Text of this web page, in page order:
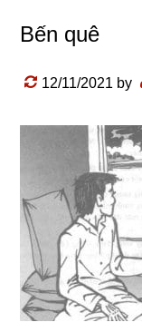
Bến quê
12/11/2021 by